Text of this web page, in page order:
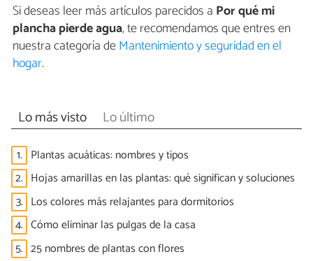
Si deseas leer más artículos parecidos a Por qué mi
plancha pierde agua, te recomendamos que entres en
nuestra categoría deMantenimiento y seguridad en el
hogar.
Lo más visto Lo último
1. Plantas acuáticas: nombres y tipos
2. Hojas amarillas en las plantas: qué significan y soluciones
3. Los colores más relajantes para dormitorios
4. Cómo eliminar las pulgas de la casa
5. 25 nombres de plantas con flores